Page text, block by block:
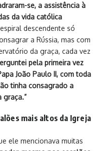
se, a assistência à
da vida católica
descendente só
a Rússia, mas com
da graça, cada vez
pela primeira vez
João Paulo II, com toda
tinha consagrado a
graça.”
mais altos da Igreja
ele mencionava muitas